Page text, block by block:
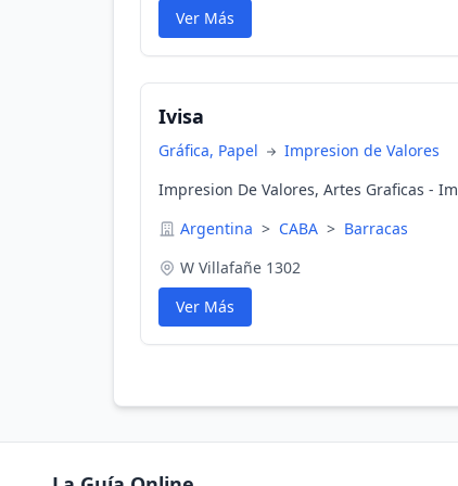
Ver Más
Ivisa
Gráfica, Papel
Impresion de Valores
Impresion De Valores, Artes Graficas -
Argentina > CABA > Barracas
W Villafañe 1302
Ver Más